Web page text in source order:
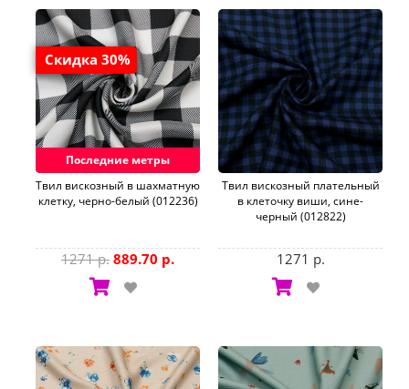
Скидка 30%
Последние метры
Твил вискозный в шахматную
клетку, черно-белый (012236)
1271 р. 889.70 р.
Твил вискозный плательный
в клеточку виши, сине-
черный (012822)
1271 р.